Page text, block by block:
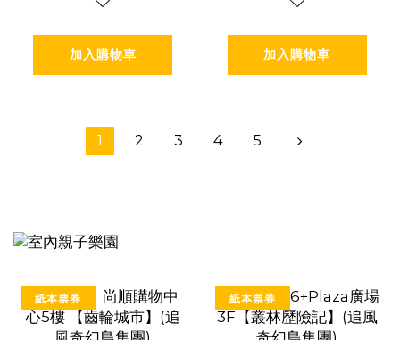
加入購物車 加入購物車
1 2 3 4 5
紙本票券 紙本票券